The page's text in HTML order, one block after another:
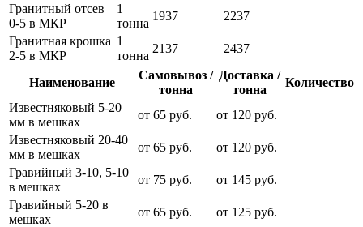
Гранитный отсев
0-5 в МКР
1
тонна
1937
2237
Гранитная крошка
2-5 в МКР
1
тонна
2137 2437
Наименование
Самовывоз /
тонна
Доставка /
тонна
Количество
Известняковый 5-20
мм в мешках
от 65 руб.
от 120 руб.
Известняковый 20-40
мм в мешках
от 65 руб.
от 120 руб.
Гравийный 3-10, 5-10
в мешках
от 75 руб.
от 145 руб.
Гравийный 5-20 в
мешках
от 65 руб.
от 125 руб.